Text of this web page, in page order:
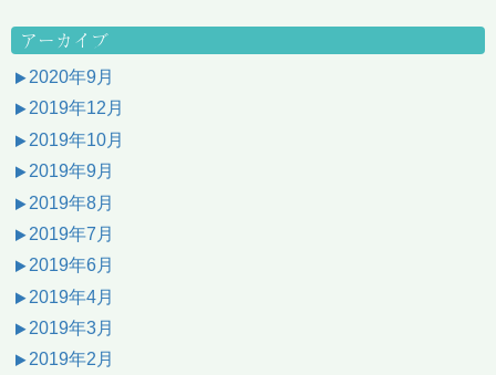
アーカイブ
2020年9月
2019年12月
2019年10月
2019年9月
2019年8月
2019年7月
2019年6月
2019年4月
2019年3月
2019年2月